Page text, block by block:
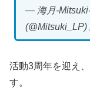
— 海月-
(@Mitsuki_LP)
活動3周年を迎え
す。